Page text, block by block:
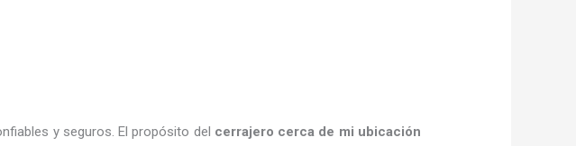
y seguros. El propósito del cerrajero cerca de mi ubicación